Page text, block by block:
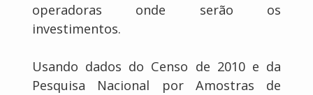
operadoras onde serão os
investimentos.
Usando dados do Censo de 2010 e da
Pesquisa Nacional por Amostras de